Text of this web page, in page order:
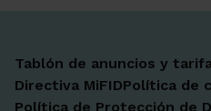
Tablón de anuncios y
Directiva MiFIDPolítica de
Política de Protección de